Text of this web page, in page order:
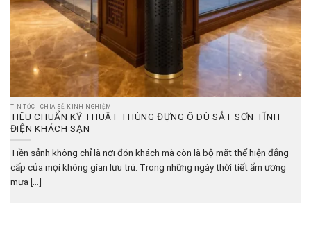
TIN TỨC - CHIA SẺ KINH NGHIỆM
TIÊU CHUẨN KỸ THUẬT THÙNG ĐỰNG Ô DÙ SẮT SƠN TĨNH
ĐIỆN KHÁCH SẠN
Tiền sảnh không chỉ là nơi đón khách mà còn là bộ mặt thể hiện đẳng
cấp của mọi không gian lưu trú. Trong những ngày thời tiết ẩm ương
mưa [...]